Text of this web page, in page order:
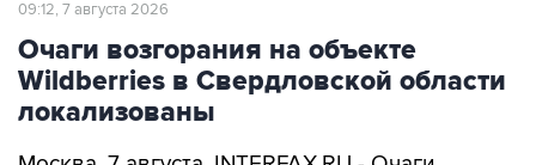
09:12, 7 августа 2026
Очаги возгорания на объекте
Wildberries в Свердловской области
локализованы